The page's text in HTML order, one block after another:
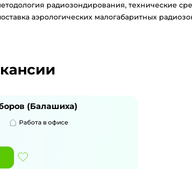
радиозондирования, технические
аэрологических малогабаритных
(Балашиха)
Работа в офисе